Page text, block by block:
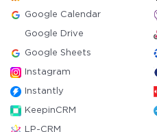
Google Calendar
Google Drive
Google Sheets
Instagram
Instantly
KeepinCRM
LP-CRM